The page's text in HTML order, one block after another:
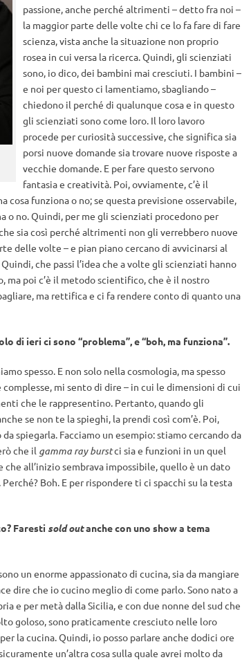
passione, anche perché altrimenti – detto fra noi –
la maggior parte delle volte chi ce lo fa fare di fare
scienza, vista anche la situazione non proprio
rosea in cui versa la ricerca. Quindi, gli scienziati
sono, io dico, dei bambini mai cresciuti. I bambini –
e noi per questo ci lamentiamo, sbagliando ­–
chiedono il perché di qualunque cosa e in questo
gli scienziati sono come loro. Il loro lavoro
procede per curiosità successive, che significa sia
porsi nuove domande sia trovare nuove risposte a
vecchie domande. E per fare questo servono
fantasia e creatività. Poi, ovviamente, c’è il
funziona o no; se questa previsione osservabile,
o no. Quindi, per me gli scienziati procedono per
sia così perché altrimenti non gli verrebbero nuove
delle volte – e pian piano cercano di avvicinarsi al
che passi l’idea che a volte gli scienziati hanno
ma poi c’è il metodo scientifico, che è il nostro
ma rettifica e ci fa rendere conto di quanto una
di ieri ci sono “problema”, e “boh, ma funziona”.
spesso. E non solo nella cosmologia, ma spesso
mi sento di dire – in cui le dimensioni di cui
che le rappresentino. Pertanto, quando gli
se non te la spieghi, la prendi così com’è. Poi,
spiegarla. Facciamo un esempio: stiamo cercando da
che il gamma ray burstci sia e funzioni in un quel
all’inizio sembrava impossibile, quello è un dato
Boh. E per rispondere ti ci spacchi su la testa
Faresti sold outanche con uno show a tema
un enorme appassionato di cucina, sia da mangiare
dire che io cucino meglio di come parlo. Sono nato a
e per metà dalla Sicilia, e con due nonne del sud che
goloso, sono praticamente cresciuto nelle loro
la cucina. Quindi, io posso parlare anche dodici ore
un’altra cosa sulla quale avrei molto da